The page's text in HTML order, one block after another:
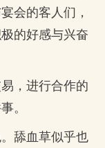
会的客人们，
的好感与兴奋
，进行合作的
。
舔血草似乎也